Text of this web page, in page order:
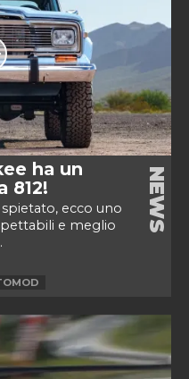
ha un
812!
ecco uno
e meglio
NEWS